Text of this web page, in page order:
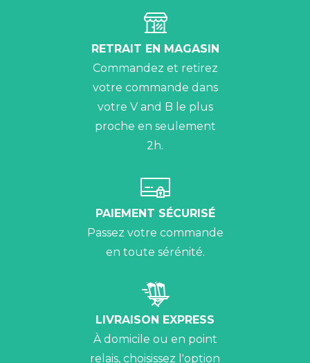
RETRAIT EN MAGASIN
Commandez et retirez
votre commande dans
votre V and B le plus
proche en seulement
2h.
PAIEMENT SÉCURISÉ
Passez votre commande
en toute sérénité.
LIVRAISON EXPRESS
À domicile ou en point
relais, choisissez l'option